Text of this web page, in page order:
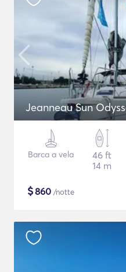
Jeanneau Sun
Barca a vela
46 ft
14 m
$860 /notte